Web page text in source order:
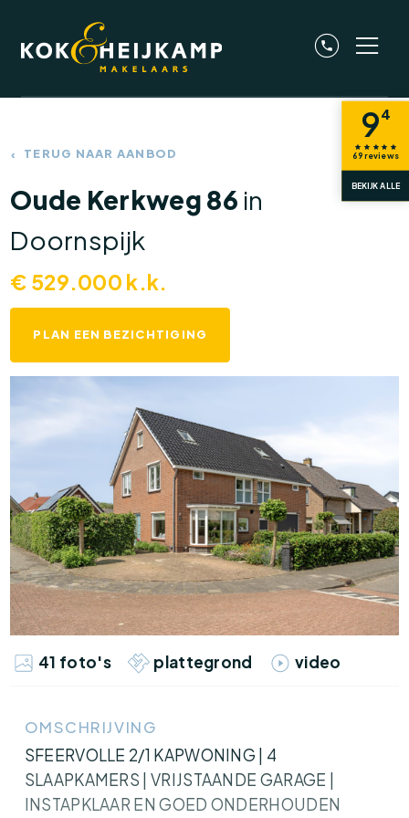
94
69reviews
BEKIJK ALLE
TERUG NAAR AANBOD
Oude Kerkweg 86 in
Doornspijk
€ 529.000 k.k.
PLAN EEN BEZICHTIGING
41 foto's plattegrond video
OMSCHRIJVING
SFEERVOLLE 2/1 KAPWONING | 4
SLAAPKAMERS | VRIJSTAANDE GARAGE |
INSTAPKLAAR EN GOED ONDERHOUDEN